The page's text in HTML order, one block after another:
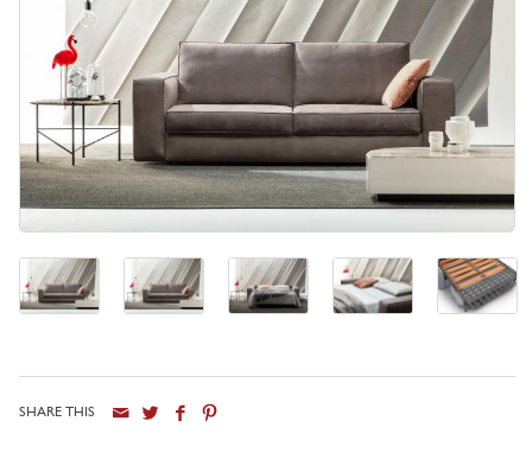
SHARE THIS